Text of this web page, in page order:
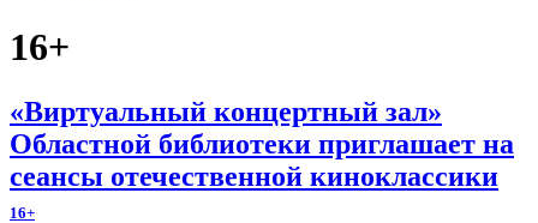
16+
«Виртуальный концертный зал»
Областной библиотеки приглашает на
сеансы отечественной киноклассики
16+